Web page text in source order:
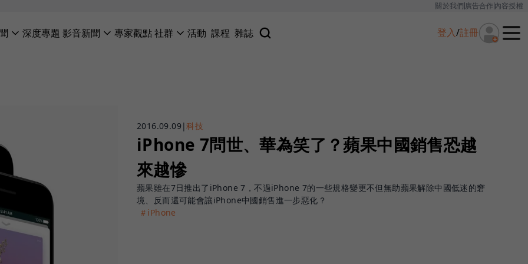
關於我們廣告合作內容授權
深度專題 影音新聞 專家觀點社群 活動 課程 雜誌 登入/註冊
2016.09.09 |科技
iPhone 7問世、華為笑了？蘋果中國銷售恐越
來越慘
蘋果雖在7日推出了iPhone 7，不過iPhone 7的一些規格變更不但無助蘋果解除中國低迷的窘
境、反而還可能會讓iPhone中國銷售進一步惡化？
＃iPhone